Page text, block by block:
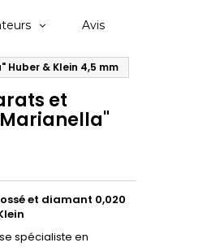
Avis
& Klein 4,5 mm
et
et diamant 0,020
spécialiste en